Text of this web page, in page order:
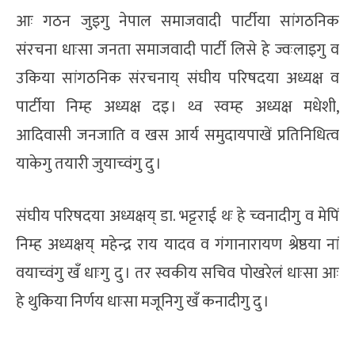
आः गठन जुइगु नेपाल समाजवादी पार्टीया सांगठनिक
संरचना धाःसा जनता समाजवादी पार्टी लिसे हे ज्वःलाइगु व
उकिया सांगठनिक संरचनाय् संघीय परिषदया अध्यक्ष व
पार्टीया निम्ह अध्यक्ष दइ । थ्व स्वम्ह अध्यक्ष मधेशी,
आदिवासी जनजाति व खस आर्य समुदायपाखें प्रतिनिधित्व
याकेगु तयारी जुयाच्वंगु दु ।
संघीय परिषदया अध्यक्षय् डा. भट्टराई थः हे च्वनादीगु व मेपिं
निम्ह अध्यक्षय् महेन्द्र राय यादव व गंगानारायण श्रेष्ठया नां
वयाच्वंगु खँ धाःगु दु । तर स्वकीय सचिव पोखरेलं धाःसा आः
हे थुकिया निर्णय धाःसा मजूनिगु खँ कनादीगु दु ।